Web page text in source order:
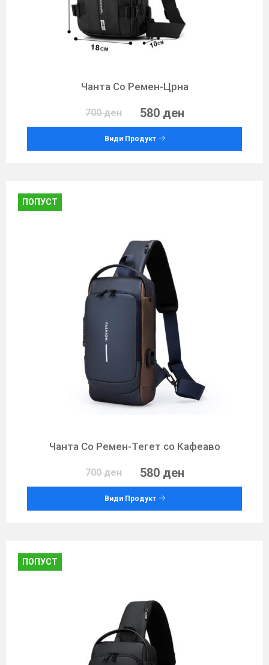
Чанта Со Ремен-Црна
700 ден 580 ден
Види Продукт
ПОПУСТ
Чанта Со Ремен-Тегет со Кафеаво
700 ден 580 ден
Види Продукт
ПОПУСТ